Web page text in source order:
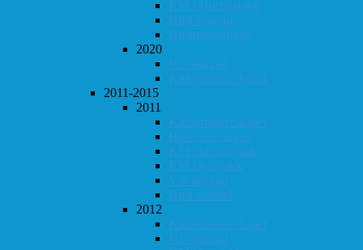
KM i Hurtigsjakk
Høst-konrad
Høstturneringen
2020
Vår-konrad
Klubbmesterskapet
2011-2015
2011
Klubbmesterskapet
Høstturneringen
KM i hurtigsjakk
KM i lynsjakk
Vår-konrad
Høst-konrad
2012
Klubbmesterskapet
Vår-konrad